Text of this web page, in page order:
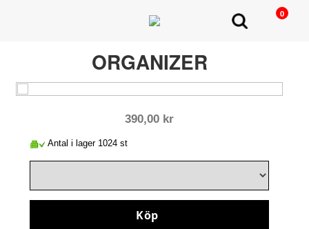
0
ORGANIZER
390,00 kr
Antal i lager 1024 st
Köp